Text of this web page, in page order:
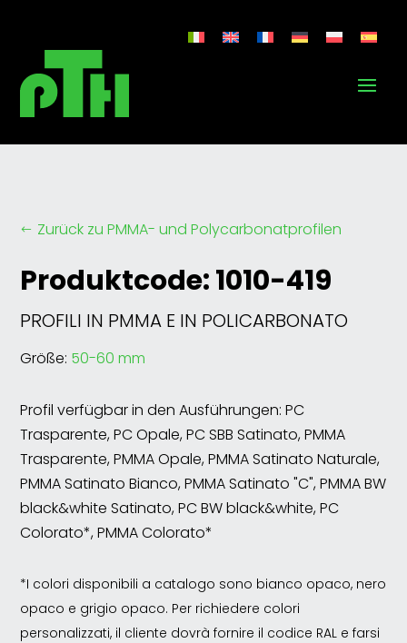
# Zurück zu PMMA- und Polycarbonatprofilen
Produktcode: 1010-419
PROFILI IN PMMA E IN POLICARBONATO
Größe: 50-60 mm
Profil verfügbar in den Ausführungen: PC
Trasparente, PC Opale, PC SBB Satinato, PMMA
Trasparente, PMMA Opale, PMMA Satinato Naturale,
PMMA Satinato Bianco, PMMA Satinato "C", PMMA BW
black&white Satinato, PC BW black&white, PC
Colorato*, PMMA Colorato*
*I colori disponibili a catalogo sono bianco opaco, nero
opaco e grigio opaco. Per richiedere colori
personalizzati, il cliente dovrà fornire il codice RAL e farsi